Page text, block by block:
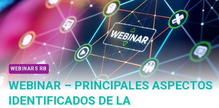
WEBINARS RB
WEBINAR – PRINCIPALES ASPECTOS
IDENTIFICADOS DE LA